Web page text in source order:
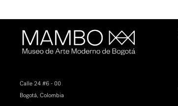
Calle 24 #6 - 00
Bogotá, Colombia